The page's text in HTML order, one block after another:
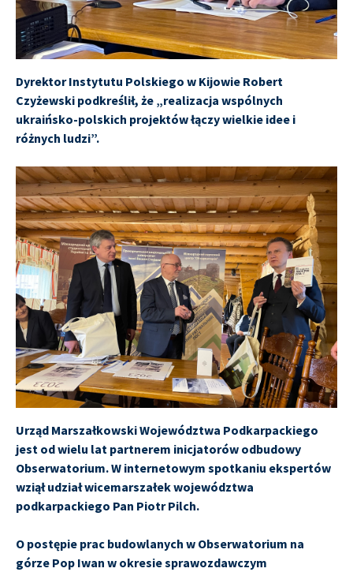
Dyrektor Instytutu Polskiego w Kijowie Robert
Czyżewski podkreślił, że „realizacja wspólnych
ukraińsko-polskich projektów łączy wielkie idee i
różnych ludzi”.
Urząd Marszałkowski Województwa Podkarpackiego
jest od wielu lat partnerem inicjatorów odbudowy
Obserwatorium. W internetowym spotkaniu ekspertów
wziął udział wicemarszałek województwa
podkarpackiego Pan Piotr Pilch.
O postępie prac budowlanych w Obserwatorium na
górze Pop Iwan w okresie sprawozdawczym